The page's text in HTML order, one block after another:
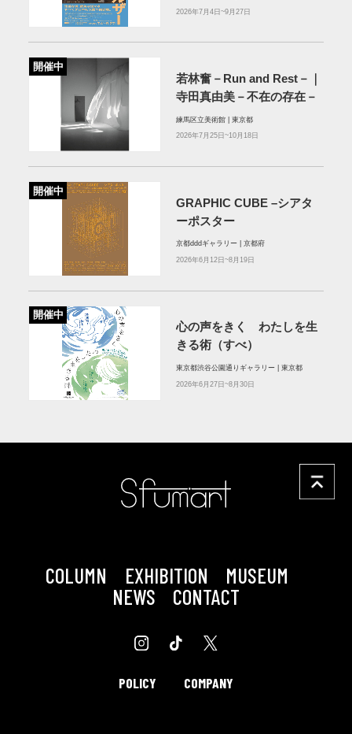
2026年7月4日~9月27日
開催中
若林奮－Run and Rest－｜
寺田真由美－不在の存在－
練馬区立美術館 | 東京都
2026年7月25日~10月18日
開催中
GRAPHIC CUBE –シアタ
ーポスター
京都dddギャラリー | 京都府
2026年6月12日~8月19日
開催中
心の声をきく わたしを生
きる術（すべ）
東京都渋谷公園通りギャラリー | 東京都
2026年6月27日~8月30日
COLUMN EXHIBITION
MUSEUM
NEWS
CONTACT
POLICY COMPANY